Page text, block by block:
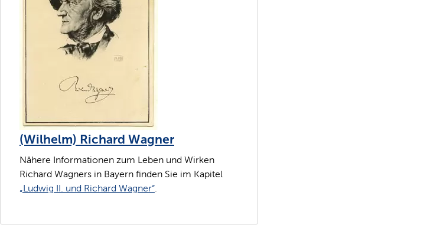
(Wilhelm) Richard Wagner
Nähere Informationen zum Leben und Wirken
Richard Wagners in Bayern finden Sie im Kapitel
„Ludwig II. und Richard Wagner“